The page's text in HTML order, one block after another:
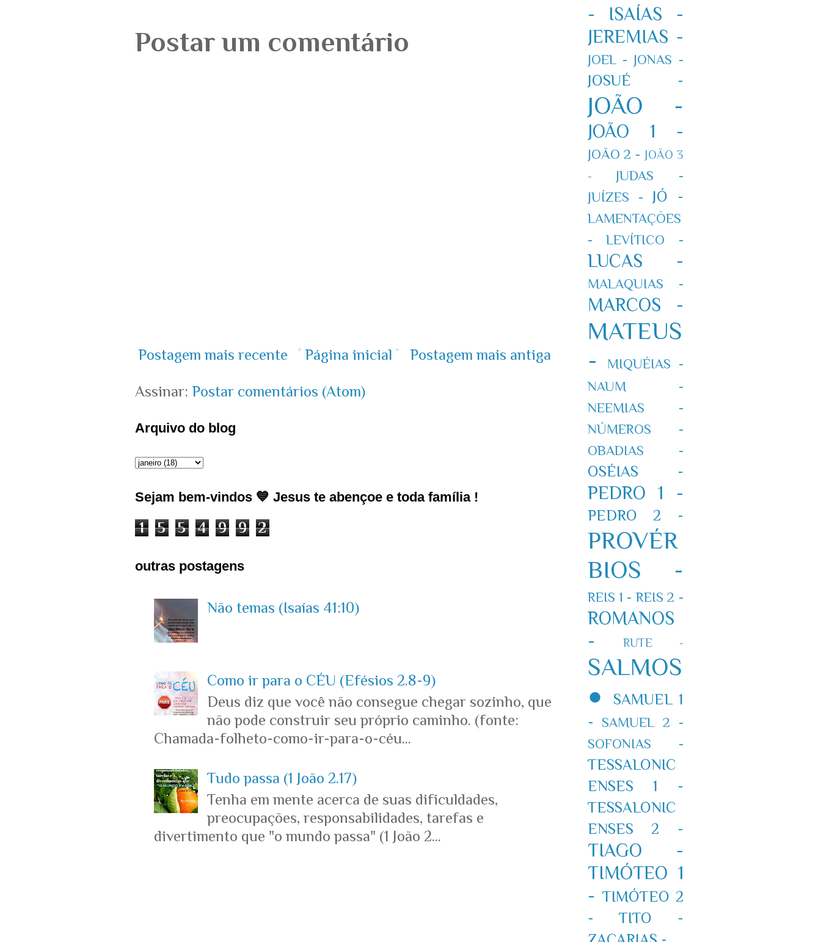
Postar um comentário
Postagem mais recente Postagem mais antiga
Página inicial
Assinar: Postar comentários (Atom)
Arquivo do blog
Sejam bem-vindos 💙 Jesus te abençoe e toda família !
1 5 5 4 9 9 2
outras postagens
Não temas (Isaías 41:10)
Como ir para o CÉU (Efésios 2.8-9)
Deus diz que você não consegue chegar sozinho, que
não pode construir seu próprio caminho. (fonte:
Chamada-folheto-como-ir-para-o-céu...
Tudo passa (1 João 2.17)
Tenha em mente acerca de suas dificuldades,
preocupações, responsabilidades, tarefas e
divertimento que "o mundo passa" (1 João 2...
-
ISAÍAS -
JEREMIAS -
JOEL - JONAS -
JOSUÉ -
JOÃO -
JOÃO 1 -
JOÃO 2 - JOÃO 3
-
JUDAS -
JUÍZES -
JÓ -
LAMENTAÇÕES
-
LEVÍTICO -
LUCAS -
MALAQUIAS -
MARCOS -
MATEUS
-
MIQUÉIAS -
NAUM -
NEEMIAS -
NÚMEROS -
OBADIAS -
OSÉIAS -
PEDRO 1 -
PEDRO 2 -
PROVÉR
BIOS -
REIS 1 - REIS 2 -
ROMANOS
-
RUTE -
SALMOS
●
SAMUEL 1
-
SAMUEL 2 -
SOFONIAS -
TESSALONIC
ENSES 1 -
TESSALONIC
ENSES 2 -
TIAGO -
TIMÓTEO 1
- TIMÓTEO 2
-
TITO -